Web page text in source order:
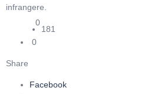
infrangere.
0
181
0
Share
Facebook